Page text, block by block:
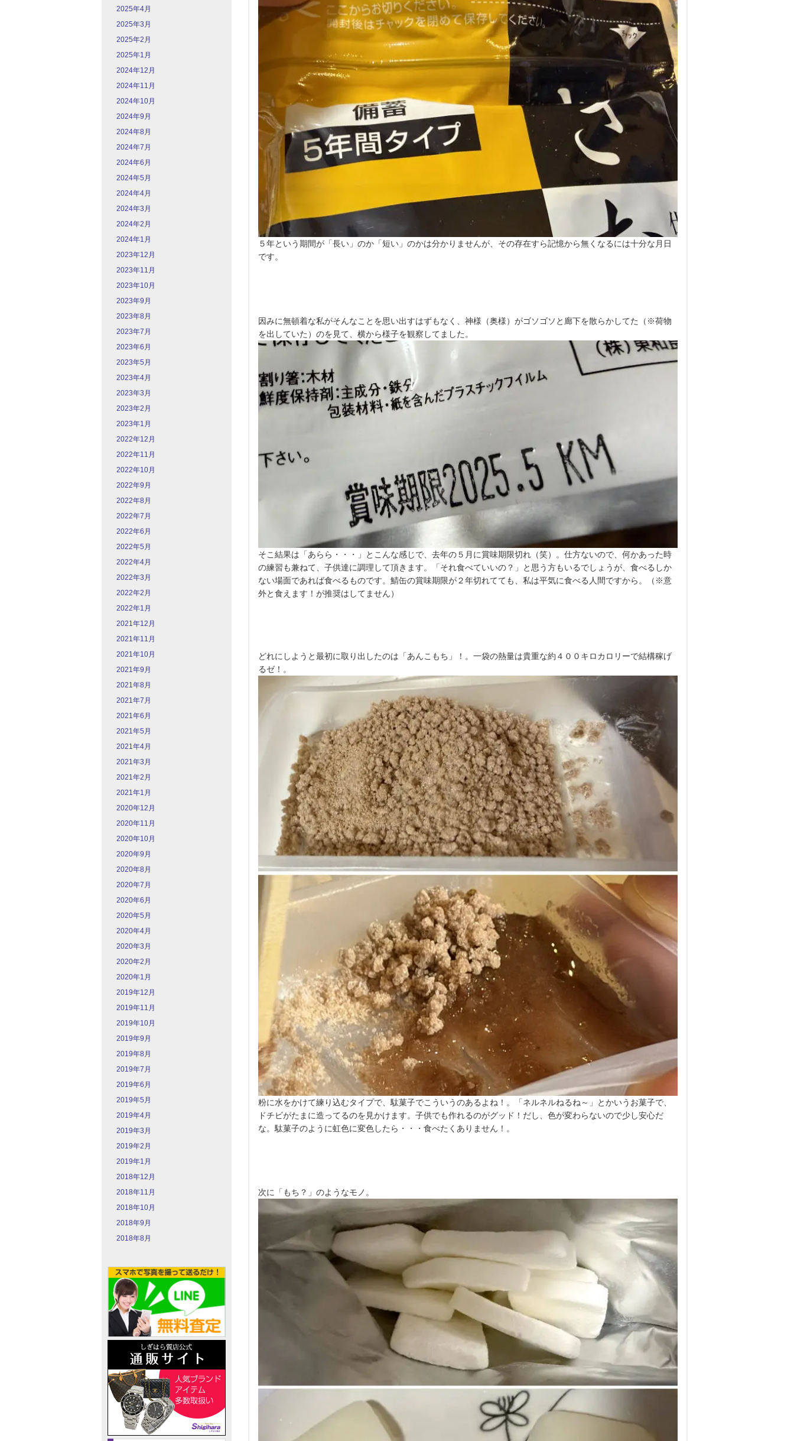
2025年4月
2025年3月
2025年2月
2025年1月
2024年12月
2024年11月
2024年10月
2024年9月
2024年8月
2024年7月
2024年6月
2024年5月
2024年4月
2024年3月
2024年2月
2024年1月
2023年12月
2023年11月
2023年10月
2023年9月
2023年8月
2023年7月
2023年6月
2023年5月
2023年4月
2023年3月
2023年2月
2023年1月
2022年12月
2022年11月
2022年10月
2022年9月
2022年8月
2022年7月
2022年6月
2022年5月
2022年4月
2022年3月
2022年2月
2022年1月
2021年12月
2021年11月
2021年10月
2021年9月
2021年8月
2021年7月
2021年6月
2021年5月
2021年4月
2021年3月
2021年2月
2021年1月
2020年12月
2020年11月
2020年10月
2020年9月
2020年8月
2020年7月
2020年6月
2020年5月
2020年4月
2020年3月
2020年2月
2020年1月
2019年12月
2019年11月
2019年10月
2019年9月
2019年8月
2019年7月
2019年6月
2019年5月
2019年4月
2019年3月
2019年2月
2019年1月
2018年12月
2018年11月
2018年10月
2018年9月
2018年8月
５年という期間が「長い」のか「短い」のかは分かりませんが、その存在すら記憶から無くなるには十分な月日
です。
因みに無頓着な私がそんなことを思い出すはずもなく、神様（奥様）がゴソゴソと廊下を散らかしてた（※荷物
を出していた）のを見て、横から様子を観察してました。
そこ結果は「あらら・・・」とこんな感じで、去年の５月に賞味期限切れ（笑）。仕方ないので、何かあった時
の練習も兼ねて、子供達に調理して頂きます。「それ食べていいの？」と思う方もいるでしょうが、食べるしか
ない場面であれば食べるものです。鯖缶の賞味期限が２年切れてても、私は平気に食べる人間ですから。（※意
外と食えます！が推奨はしてません）
どれにしようと最初に取り出したのは「あんこもち」！。一袋の熱量は貴重な約４００キロカロリーで結構稼げ
るゼ！。
粉に水をかけて練り込むタイプで、駄菓子でこういうのあるよね！。「ネルネルねるね～」とかいうお菓子で、
ドチビがたまに造ってるのを見かけます。子供でも作れるのがグッド！だし、色が変わらないので少し安心だ
な。駄菓子のように虹色に変色したら・・・食べたくありません！。
次に「もち？」のようなモノ。